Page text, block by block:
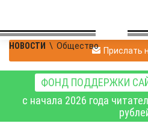
НОВОСТИ \ Общество Прислать
ФОНД ПОДДЕРЖКИ
с начала 2026 года